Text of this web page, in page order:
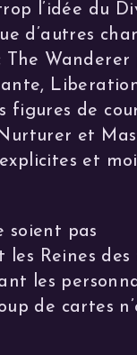
l’idée du
d’autres
Wanderer
figures de
et
et
soient pas
Reines des
les
de cartes